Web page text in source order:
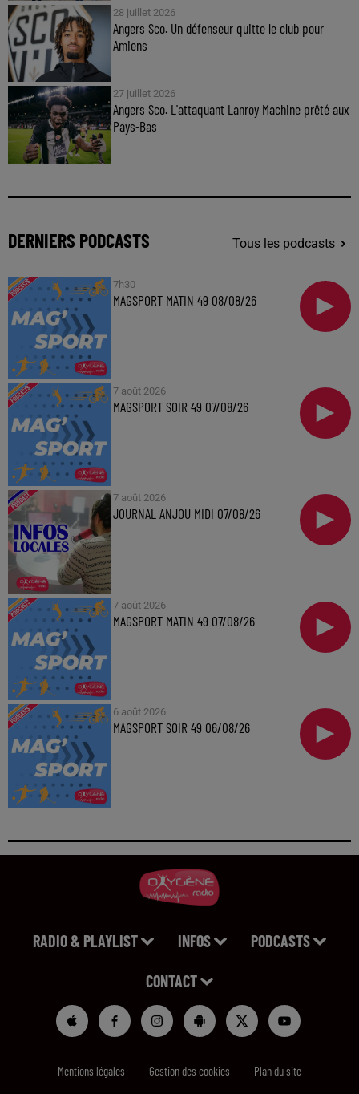
28 juillet 2026
Angers Sco. Un défenseur quitte le club pour
Amiens
27 juillet 2026
Angers Sco. L'attaquant Lanroy Machine prêté aux
Pays-Bas
DERNIERS PODCASTS Tous les podcasts
7h30
MAGSPORT MATIN 49 08/08/26
7 août 2026
MAGSPORT SOIR 49 07/08/26
7 août 2026
JOURNAL ANJOU MIDI 07/08/26
7 août 2026
MAGSPORT MATIN 49 07/08/26
6 août 2026
MAGSPORT SOIR 49 06/08/26
RADIO & PLAYLIST INFOS PODCASTS
CONTACT
Mentions légales Gestion des cookies Plan du site